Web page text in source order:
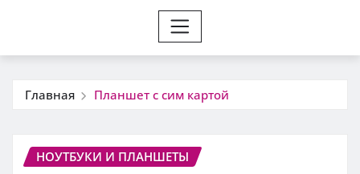
Главная Планшет с сим картой
НОУТБУКИ И ПЛАНШЕТЫ